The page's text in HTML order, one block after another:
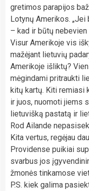
gretimos parapijos
Lotynų Amerikos. „Jei
– kad ir būtų nebevien
Visur Amerikoje vis
mažėjant lietuvių
Amerikoje išliktų?
mėgindami pritraukti
kitų kartų. Kiti remiasi
ir juos, nuomoti jiems
lietuvišką pastatą ir
Rod Ailande
Kita vertus, regėjau
Providense puikiai
svarbus jos
žmonės tinkamose
P.S. kiek galima